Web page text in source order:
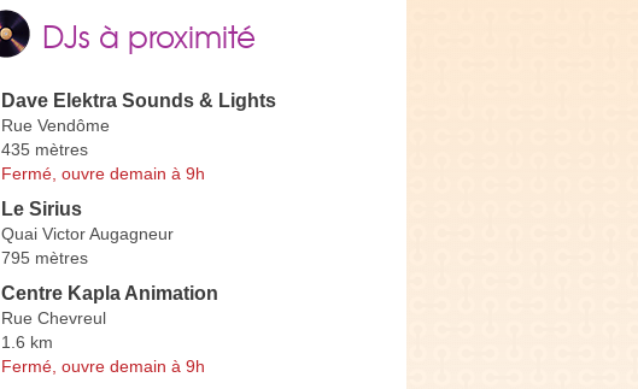
DJs à proximité
Dave Elektra Sounds & Lights
Rue Vendôme
435 mètres
Fermé, ouvre demain à 9h
Le Sirius
Quai Victor Augagneur
795 mètres
Centre Kapla Animation
Rue Chevreul
1.6 km
Fermé, ouvre demain à 9h